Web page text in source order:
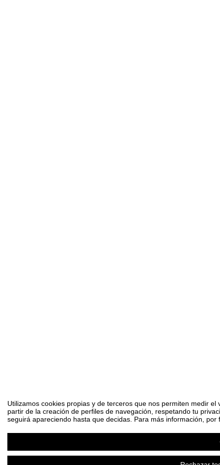
Utilizamos cookies propias y de terceros que nos permiten medir
partir de la creación de perfiles de navegación, respetando tu
seguirá apareciendo hasta que decidas. Para más información,